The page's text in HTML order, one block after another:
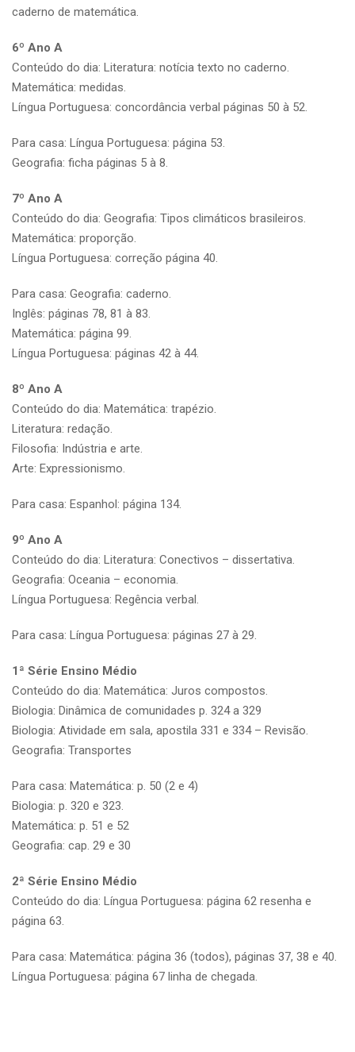
caderno de matemática.
6º Ano A
Conteúdo do dia: Literatura: notícia texto no caderno.
Matemática: medidas.
Língua Portuguesa: concordância verbal páginas 50 à 52.
Para casa: Língua Portuguesa: página 53.
Geografia: ficha páginas 5 à 8.
7º Ano A
Conteúdo do dia: Geografia: Tipos climáticos brasileiros.
Matemática: proporção.
Língua Portuguesa: correção página 40.
Para casa: Geografia: caderno.
Inglês: páginas 78, 81 à 83.
Matemática: página 99.
Língua Portuguesa: páginas 42 à 44.
8º Ano A
Conteúdo do dia: Matemática: trapézio.
Literatura: redação.
Filosofia: Indústria e arte.
Arte: Expressionismo.
Para casa: Espanhol: página 134.
9º Ano A
Conteúdo do dia: Literatura: Conectivos – dissertativa.
Geografia: Oceania – economia.
Língua Portuguesa: Regência verbal.
Para casa: Língua Portuguesa: páginas 27 à 29.
1ª Série Ensino Médio
Conteúdo do dia: Matemática: Juros compostos.
Biologia: Dinâmica de comunidades p. 324 a 329
Biologia: Atividade em sala, apostila 331 e 334 – Revisão.
Geografia: Transportes
Para casa: Matemática: p. 50 (2 e 4)
Biologia: p. 320 e 323.
Matemática: p. 51 e 52
Geografia: cap. 29 e 30
2ª Série Ensino Médio
Conteúdo do dia: Língua Portuguesa: página 62 resenha e
página 63.
Para casa: Matemática: página 36 (todos), páginas 37, 38 e 40.
Língua Portuguesa: página 67 linha de chegada.